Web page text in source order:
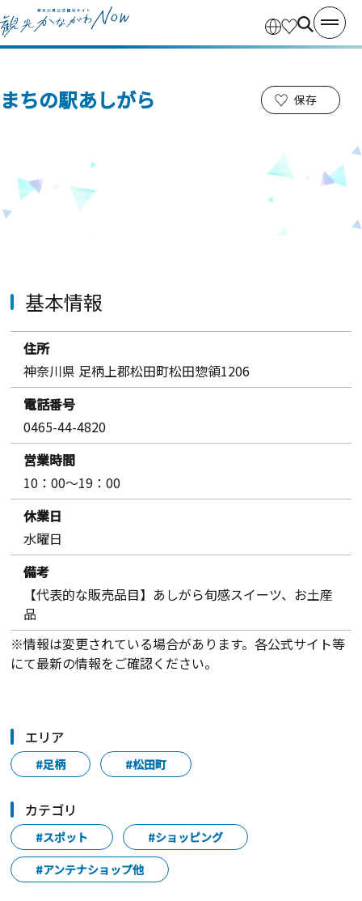
まちの駅あしがら 保存
基本情報
住所
神奈川県 足柄上郡松田町松田惣領1206
電話番号
0465-44-4820
営業時間
10：00～19：00
休業日
水曜日
備考
【代表的な販売品目】あしがら旬感スイーツ、お土産
品
※情報は変更されている場合があります。各公式サイト等
にて最新の情報をご確認ください。
エリア
#足柄 #松田町
カテゴリ
#スポット
#ショッピング
#アンテナショップ他